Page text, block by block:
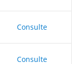
Consulte
Consulte